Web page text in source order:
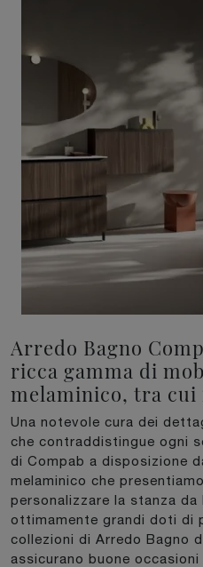
Arredo Bagno
ricca gamma di
melaminico, tra cui
Una notevole cura dei
che contraddistingue ogni
di Compab a disposizione
melaminico che
personalizzare la stanza da
ottimamente grandi doti di
collezioni di Arredo Bagno
assicurano buone